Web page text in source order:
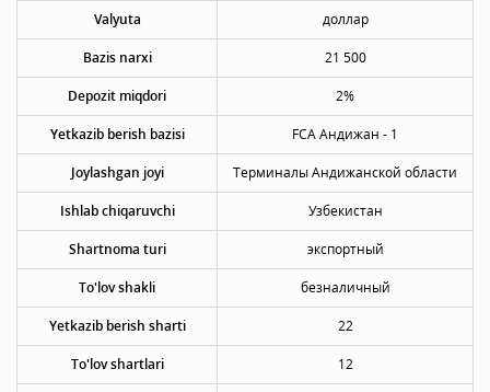
Valyuta доллар
Bazis narxi 21 500
Depozit miqdori 2%
Yetkazib berish bazisi FCA Андижан - 1
Joylashgan joyi Терминалы Андижанской области
Ishlab chiqaruvchi Узбекистан
Shartnoma turi экспортный
To'lov shakli безналичный
Yetkazib berish sharti 22
To'lov shartlari 12